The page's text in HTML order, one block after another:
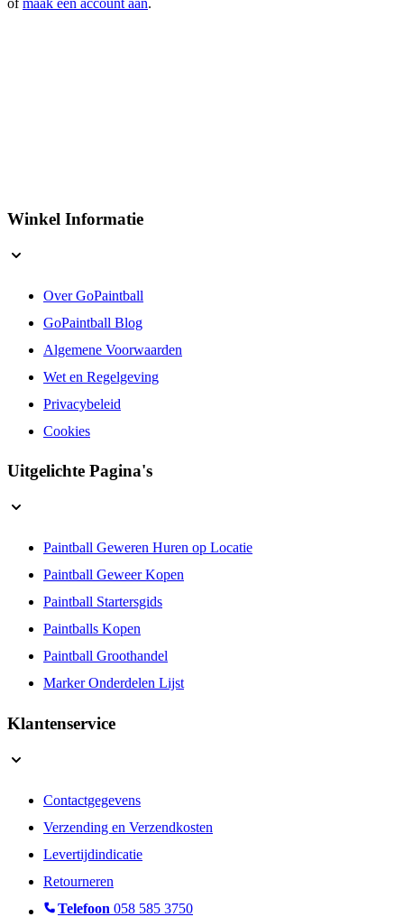
of maak een account aan.
Winkel Informatie
Over GoPaintball
GoPaintball Blog
Algemene Voorwaarden
Wet en Regelgeving
Privacybeleid
Cookies
Uitgelichte Pagina's
Paintball Geweren Huren op Locatie
Paintball Geweer Kopen
Paintball Startersgids
Paintballs Kopen
Paintball Groothandel
Marker Onderdelen Lijst
Klantenservice
Contactgegevens
Verzending en Verzendkosten
Levertijdindicatie
Retourneren
Telefoon 058 585 3750